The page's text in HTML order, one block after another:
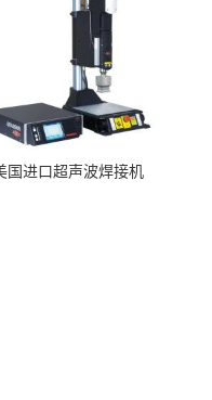
国进口超声波焊接机